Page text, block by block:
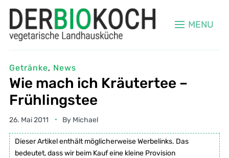
MENU
Getränke, News
Wie mach ich Kräutertee –
Frühlingstee
26. Mai 2011 By Michael
Dieser Artikel enthält möglicherweise Werbelinks. Das
bedeutet, dass wir beim Kauf eine kleine Provision